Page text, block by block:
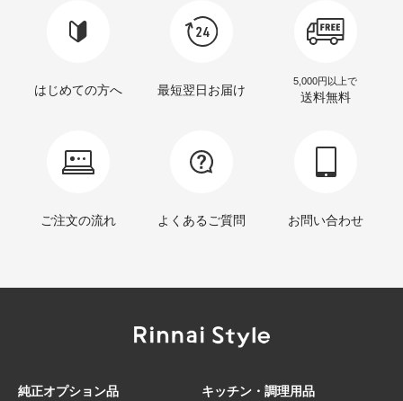
はじめての方へ 最短翌日お届け
5,000円以上で
送料無料
ご注文の流れ よくあるご質問 お問い合わせ
純正オプション品 キッチン・調理用品